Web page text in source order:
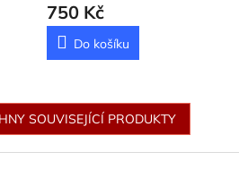
750 Kč
Do košíku
SOUVISEJÍCÍ PRODUKTY